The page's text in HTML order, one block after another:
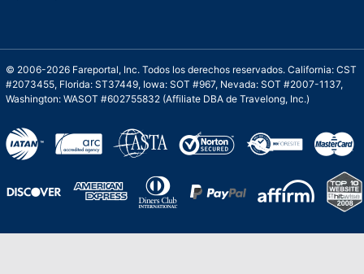
© 2006-2026 Fareportal, Inc. Todos los derechos reservados. California: CST
#2073455, Florida: ST37449, Iowa: SOT #967, Nevada: SOT #2007-1137,
Washington: WASOT #602755832 (Affiliate DBA de Travelong, Inc.)